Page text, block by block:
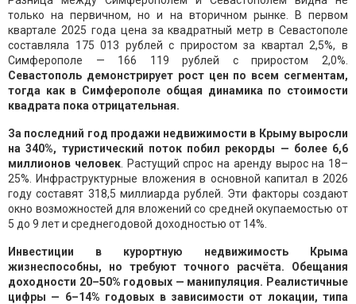
только на первичном, но и на вторичном рынке. В первом
квартале 2025 года цена за квадратный метр в Севастополе
составляла 175 013 рублей с приростом за квартал 2,5%, в
Симферополе — 166 119 рублей с приростом 2,0%.
Севастополь демонстрирует рост цен по всем сегментам,
тогда как в Симферополе общая динамика по стоимости
квадрата пока отрицательная.
За последний год продажи недвижимости в Крыму выросли
на 340%, туристический поток побил рекорды — более 6,6
миллионов человек. Растущий спрос на аренду вырос на 18–
25%. Инфраструктурные вложения в основной капитал в 2026
году составят 318,5 миллиарда рублей. Эти факторы создают
окно возможностей для вложений со средней окупаемостью от
5 до 9 лет и среднегодовой доходностью от 14%.
Инвестиции в курортную недвижимость Крыма
жизнеспособны, но требуют точного расчёта. Обещания
доходности 20–50% годовых — манипуляция. Реалистичные
цифры — 6–14% годовых в зависимости от локации, типа